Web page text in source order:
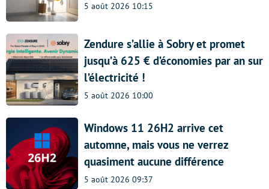
5 août 2026 10:15
Zendure s’allie à Sobry et promet
jusqu’à 625 € d’économies par an sur
l’électricité !
5 août 2026 10:00
Windows 11 26H2 arrive cet
automne, mais vous ne verrez
quasiment aucune différence
5 août 2026 09:37